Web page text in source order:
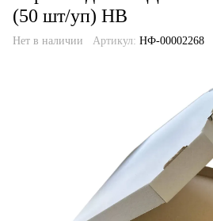
(50 шт/уп) НВ
Нет в наличии Артикул: НФ-00002268